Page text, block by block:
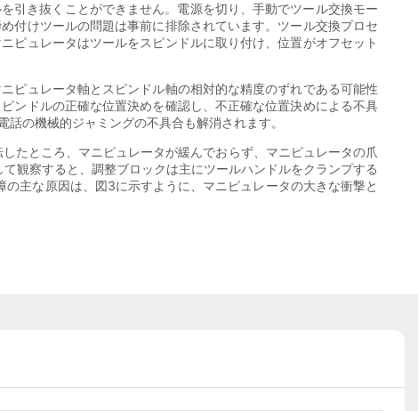
引き抜くことができません。電源を切り、手動でツール交換モー
付けツールの問題は事前に排除されています。ツール交換プロセ
ピュレータはツールをスピンドルに取り付け、位置がオフセット
ピュレータ軸とスピンドル軸の相対的な精度のずれである可能性
ンドルの正確な位置決めを確認し、不正確な位置決めによる不具
の機械的ジャミングの不具合も解消されます。
たところ、マニピュレータが緩んでおらず、マニピュレータの爪
観察すると、調整ブロックは主にツールハンドルをクランプする
主な原因は、図3に示すように、マニピュレータの大きな衝撃と